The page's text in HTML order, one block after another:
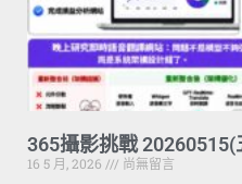
365攝影挑戰
16 5 月, 2026
尚無留言